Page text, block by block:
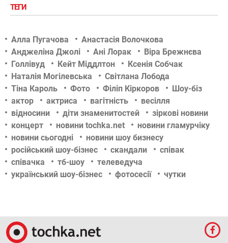
ТЕГИ
Алла Пугачова
Анастасія Волочкова
Анджеліна Джолі
Ані Лорак
Віра Брежнєва
Голлівуд
Кейт Міддлтон
Ксенія Собчак
Наталія Могілевська
Світлана Лобода
Тіна Кароль
Фото Філіп Кіркоров
Шоу-біз
актор
актриса вагітність
весілля
відносини
діти знаменитостей
зіркові новини
концерт
новини tochka.net
новини гламурчіку
новини сьогодні
новини шоу бизнесу
російський шоу-бізнес
скандали
співак
співачка
тб-шоу
телеведуча
український шоу-бізнес
фотосесії чутки